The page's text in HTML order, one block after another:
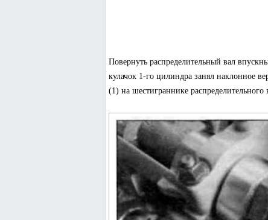
Повернуть распределительный вал
кулачок 1-го цилиндра занял наклонное
(1) на шестиграннике